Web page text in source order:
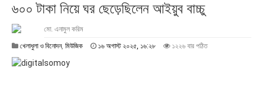
৬০০ টাকা নিয়ে ঘর ছেড়েছিলেন আইয়ুব বাচ্চু
মো. এনামুল করিম
খেলাধুলা ও বিনোদন, মিউজিক ১৬ অগাস্ট ২০২৫, ১৬:২৮ ১২২৬ বার পঠিত